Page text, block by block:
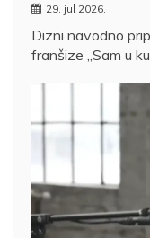
29. jul 2026.
Dizni navodno
franšize „Sam u